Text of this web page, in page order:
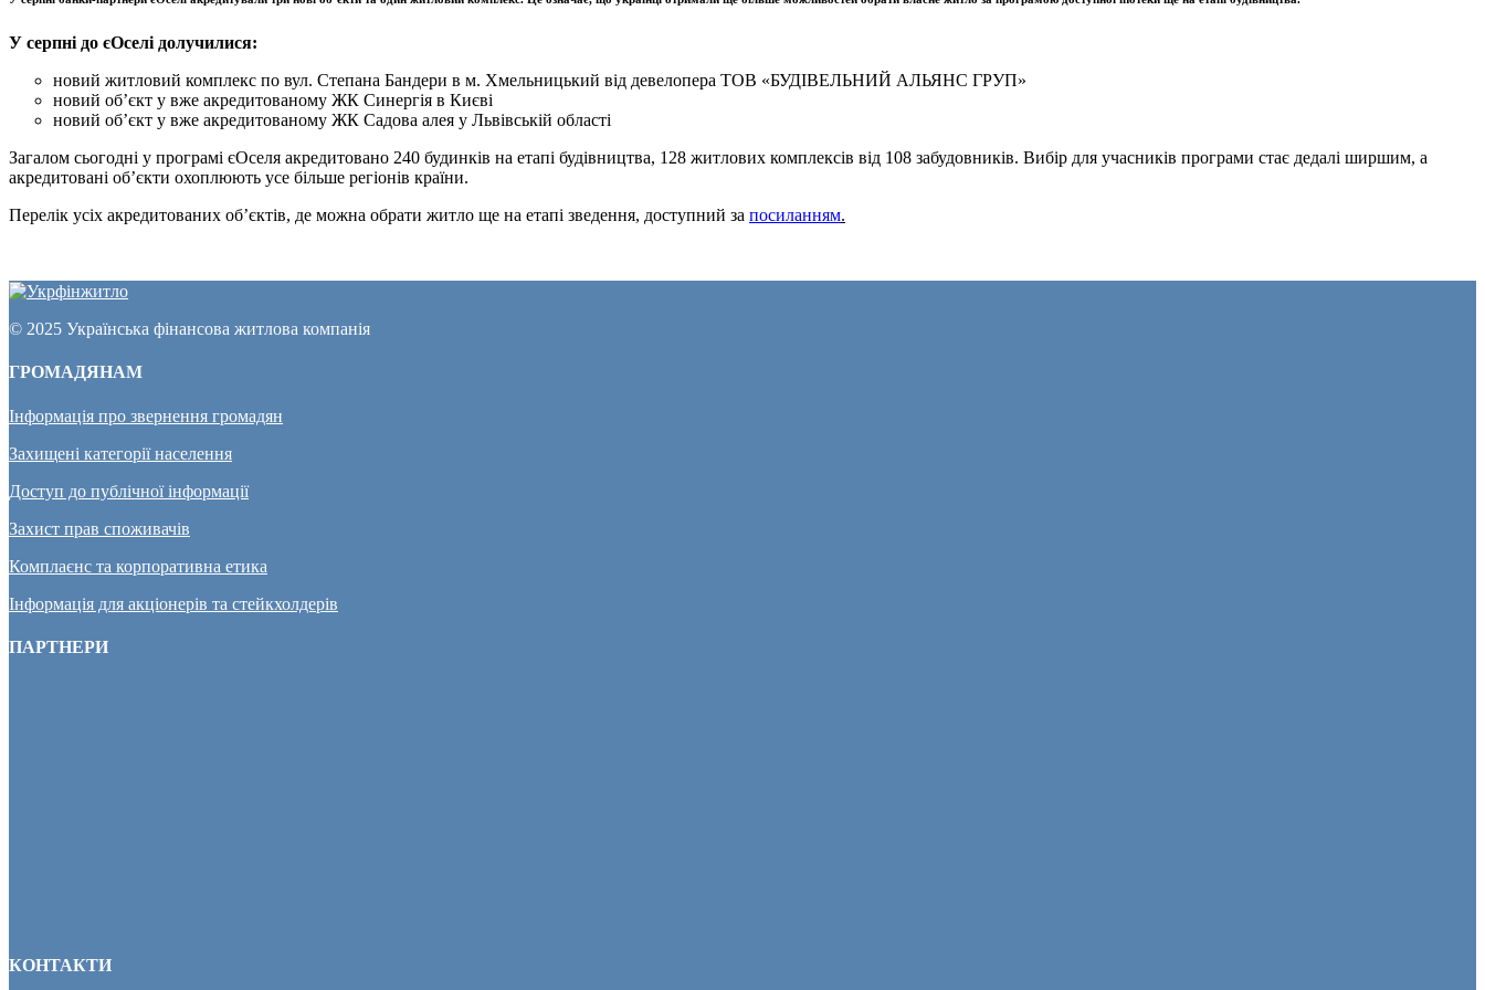
У серпні до єОселі долучилися:
новий житловий комплекс по вул. Степана Бандери в м. Хмельницький від девелопера ТОВ «БУДІВЕЛЬНИЙ АЛЬЯНС ГРУП»
новий об’єкт у вже акредитованому ЖК Синергія в Києві
новий об’єкт у вже акредитованому ЖК Садова алея у Львівській області
Загалом сьогодні у програмі єОселя акредитовано 240 будинків на етапі будівництва, 128 житлових комплексів від 108 забудовників. Вибір для учасників програми стає дедалі ширшим, а
акредитовані об’єкти охоплюють усе більше регіонів країни.
Перелік усіх акредитованих об’єктів, де можна обрати житло ще на етапі зведення, доступний за посиланням.
© 2025 Українська фінансова житлова компанія
ГРОМАДЯНАМ
Інформація про звернення громадян
Захищені категорії населення
Доступ до публічної інформації
Захист прав споживачів
Комплаєнс та корпоративна етика
Інформація для акціонерів та стейкхолдерів
ПАРТНЕРИ
КОНТАКТИ